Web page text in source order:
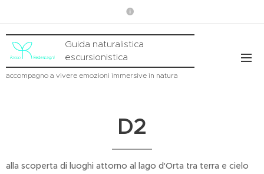
Guida naturalistica
escursionistica
accompagno a vivere emozioni immersive in natura
D2
alla scoperta di luoghi attorno al lago d'Orta tra terra e cielo